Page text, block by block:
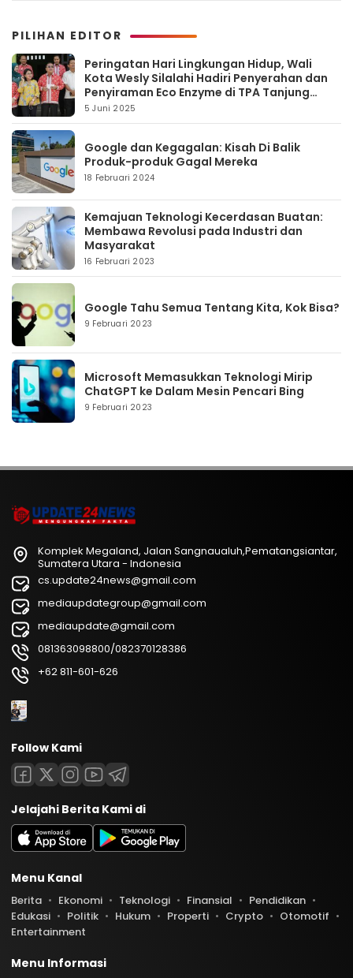
PILIHAN EDITOR
Peringatan Hari Lingkungan Hidup, Wali
Kota Wesly Silalahi Hadiri Penyerahan dan
Penyiraman Eco Enzyme di TPA Tanjung
Pinggir
5 Juni 2025
Google dan Kegagalan: Kisah Di Balik
Produk-produk Gagal Mereka
18 Februari 2024
Kemajuan Teknologi Kecerdasan Buatan:
Membawa Revolusi pada Industri dan
Masyarakat
16 Februari 2023
Google Tahu Semua Tentang Kita, Kok Bisa?
9 Februari 2023
Microsoft Memasukkan Teknologi Mirip
ChatGPT ke Dalam Mesin Pencari Bing
9 Februari 2023
Komplek Megaland, Jalan Sangnaualuh,Pematangsiantar,
Sumatera Utara - Indonesia
cs.update24news@gmail.com
mediaupdategroup@gmail.com
mediaupdate@gmail.com
081363098800/082370128386
+62 811-601-626
Follow Kami
Jelajahi Berita Kami di
Menu Kanal
Berita Ekonomi Teknologi Finansial
Pendidikan
Edukasi
Politik Hukum Properti Crypto
Otomotif
Entertainment
Menu Informasi